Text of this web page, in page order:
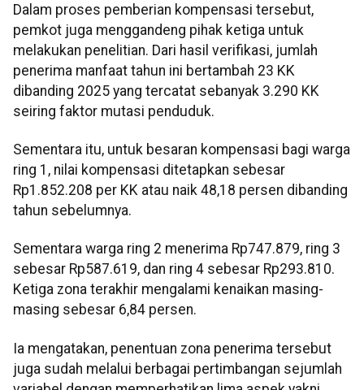
Dalam proses pemberian kompensasi tersebut,
pemkot juga menggandeng pihak ketiga untuk
melakukan penelitian. Dari hasil verifikasi, jumlah
penerima manfaat tahun ini bertambah 23 KK
dibanding 2025 yang tercatat sebanyak 3.290 KK
seiring faktor mutasi penduduk.
Sementara itu, untuk besaran kompensasi bagi warga
ring 1, nilai kompensasi ditetapkan sebesar
Rp1.852.208 per KK atau naik 48,18 persen dibanding
tahun sebelumnya.
Sementara warga ring 2 menerima Rp747.879, ring 3
sebesar Rp587.619, dan ring 4 sebesar Rp293.810.
Ketiga zona terakhir mengalami kenaikan masing-
masing sebesar 6,84 persen.
Ia mengatakan, penentuan zona penerima tersebut
juga sudah melalui berbagai pertimbangan sejumlah